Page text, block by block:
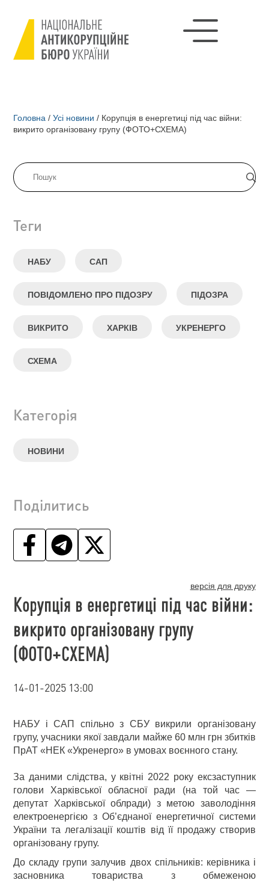
Головна / Усі новини / Корупція в енергетиці під час війни:
викрито організовану групу (ФОТО+СХЕМА)
Теги
НАБУ САП
ПОВІДОМЛЕНО ПРО ПІДОЗРУ ПІДОЗРА
ВИКРИТО ХАРКІВ УКРЕНЕРГО
СХЕМА
Категорія
НОВИНИ
Поділитись
версія для друку
Корупція в енергетиці під час війни:
викрито організовану групу
(ФОТО+СХЕМА)
14-01-2025 13:00
НАБУ і САП спільно з СБУ викрили організовану
групу, учасники якої завдали майже 60 млн грн збитків
ПрАТ «НЕК «Укренерго» в умовах воєнного стану.
За даними слідства, у квітні 2022 року ексзаступник
голови Харківської обласної ради (на той час —
депутат Харківської облради) з метою заволодіння
електроенергією з Об’єднаної енергетичної системи
України та легалізації коштів від її продажу створив
організовану групу.
До складу групи залучив двох спільників: керівника і
засновника товариства з обмеженою